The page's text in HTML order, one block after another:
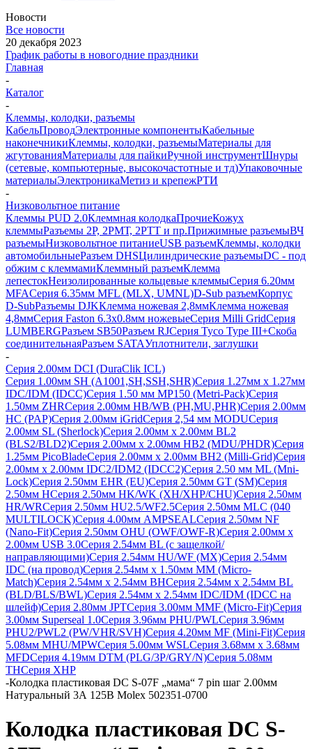
Новости
Все новости
20 декабря 2023
График работы в новогодние праздники
Главная
-
Каталог
-
Клеммы, колодки, разъемы
КабельПроводЭлектронные компонентыКабельные
наконечникиКлеммы, колодки, разъемыМатериалы для
жгутованияМатериалы для пайкиРучной инструментШнуры
(сетевые, компьютерные, высокочастотные и тд)Упаковочные
материалыЭлектроникаМетиз и крепежРТИ
-
Низковольтное питание
Клеммы PUD 2.0Клеммная колодкаПрочиеКожух
клеммыРазъемы 2Р, 2РМТ, 2РТТ и пр.Прижимные разъемыВЧ
разъемыНизковольтное питаниеUSB разъемКлеммы, колодки
автомобильныеРазъем DHSЦилиндрические разъемыDC - под
обжим с клеммамиКлеммный разъемКлемма
лепестокНеизолированные кольцевые клеммыСерия 6.20мм
MFAСерия 6.35мм MFL (MLX, UMNL)D-Sub разъемКорпус
D-SubРазъемы DJKКлемма ножевая 2,8ммКлемма ножевая
4,8ммСерия Faston 6.3х0.8мм ножевыеСерия Milli GridСерия
LUMBERGРазъем SB50Разъем RJСерия Tyco Type III+Скоба
соединительнаяРазъем SATAУплотнители, заглушки
-
Серия 2.00мм DCI (DuraClik ICL)
Серия 1.00мм SH (A1001,SH,SSH,SHR)Серия 1.27мм x 1.27мм
IDC/IDM (IDCC)Серия 1.50 мм MP150 (Metri-Pack)Серия
1.50мм ZHRСерия 2.00мм HB/WB (PH,MU,PHR)Серия 2.00мм
HC (PAP)Серия 2.00мм iGridСерия 2,54 мм MODUСерия
2.00мм SL (Sherlock)Серия 2.00мм x 2.00мм BL2
(BLS2/BLD2)Серия 2.00мм x 2.00мм HB2 (MDU/PHDR)Серия
1.25мм PicoBladeСерия 2.00мм х 2.00мм BH2 (Milli-Grid)Серия
2.00мм х 2.00мм IDC2/IDM2 (IDCC2)Серия 2.50 мм ML (Mni-
Lock)Серия 2.50мм EHR (EU)Серия 2.50мм GT (SM)Серия
2.50мм HСерия 2.50мм HK/WK (XH/XHP/CHU)Серия 2.50мм
HR/WRСерия 2.50мм HU2.5/WF2.5Серия 2.50мм MLC (040
MULTILOCK)Серия 4.00мм AMPSEALСерия 2.50мм NF
(Nano-Fit)Серия 2.50мм OHU (OWF/OWF-R)Серия 2.00мм x
2.00мм USB 3.0Серия 2.54мм BL (с защелкой/
направляющими)Серия 2.54мм HU/WF (MX)Серия 2.54мм
IDC (на провод)Серия 2.54мм х 1.50мм MM (Micro-
Match)Серия 2.54мм х 2.54мм BHСерия 2.54мм х 2.54мм BL
(BLD/BLS/BWL)Серия 2.54мм х 2.54мм IDC/IDM (IDCC на
шлейф)Серия 2.80мм JPTСерия 3.00мм MMF (Micro-Fit)Серия
3.00мм Superseal 1.0Серия 3.96мм PHU/PWLСерия 3.96мм
PHU2/PWL2 (PW/VHR/SVH)Серия 4.20мм MF (Mini-Fit)Серия
5.08мм MHU/MPWСерия 5.00мм WSLСерия 3.68мм х 3.68мм
MFDСерия 4.19мм DTM (PLG/3P/GRY/N)Серия 5.08мм
THСерия XHP
-Колодка пластиковая DC S-07F „мама“ 7 pin шаг 2.00мм
Натуральный 3А 125В Molex 502351-0700
Колодка пластиковая DC S-